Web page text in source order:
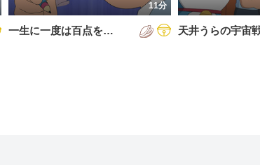
11分
一生に一度は百点を… 天井うらの宇宙